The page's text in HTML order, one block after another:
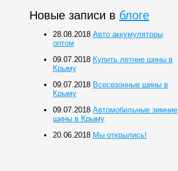
Новые записи в блоге
28.08.2018 Авто аккумуляторы
оптом
09.07.2018 Купить летние шины в
Крыму
09.07.2018 Всесезонные шины в
Крыму
09.07.2018 Автомобильные зимние
шины в Крыму
20.06.2018 Мы открылись!